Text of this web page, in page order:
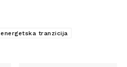
energetska tranzicija